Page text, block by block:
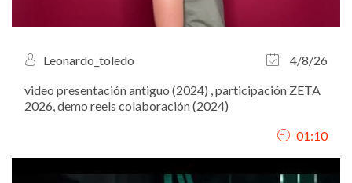
Leonardo_toledo
4/8/26
video presentación antiguo (2024) , participación ZETA
2026, demo reels colaboración (2024)
01:10